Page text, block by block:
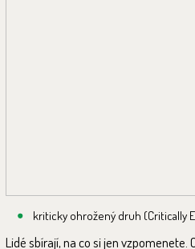
kriticky ohrožený druh (Critically
Lidé sbírají, na co si jen vzpomenete.